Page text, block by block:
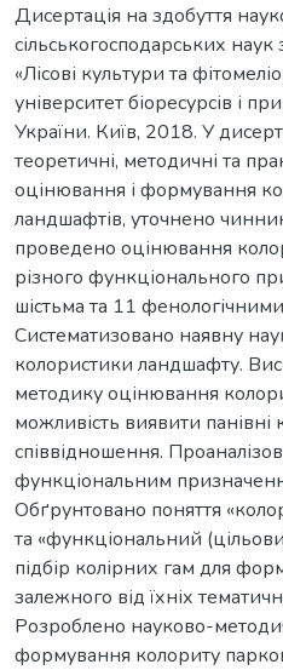
Дисертація на здобуття
сільськогосподарських наук
«Лісові культури та
університет біоресурсів і
України. Київ, 2018. У
теоретичні, методичні та
оцінювання і формування
ландшафтів, уточнено
проведено оцінювання
різного функціонального
шістьма та 11
Систематизовано наявну
колористики ландшафту.
методику оцінювання
можливість виявити панівні
співвідношення.
функціональним
Обґрунтовано поняття
та «функціональний
підбір колірних гам для
залежного від їхніх
Розроблено науково-
формування колориту